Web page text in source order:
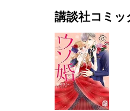
講談社コミッ